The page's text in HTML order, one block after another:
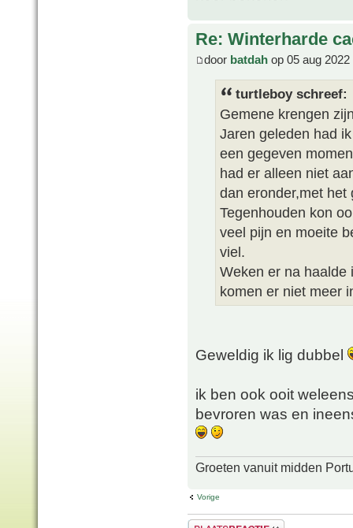
Re: Winterharde
door batdah op 05 aug 2022
turtleboy schreef:
Gemene krengen
Jaren geleden had
een gegeven
had er alleen niet
dan eronder,met het
Tegenhouden kon
veel pijn en moeite
viel.
Weken er na haalde
komen er niet meer
Geweldig ik lig dubbel
ik ben ook ooit
bevroren was en
Groeten vanuit midden
Vorige
Plaats een reactie